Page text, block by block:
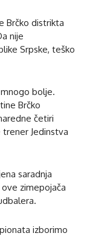
Brčko distrikta
nije
Srpske, teško
bolje.
Brčko
četiri
Jedinstva
saradnja
zimepojača
izborimo